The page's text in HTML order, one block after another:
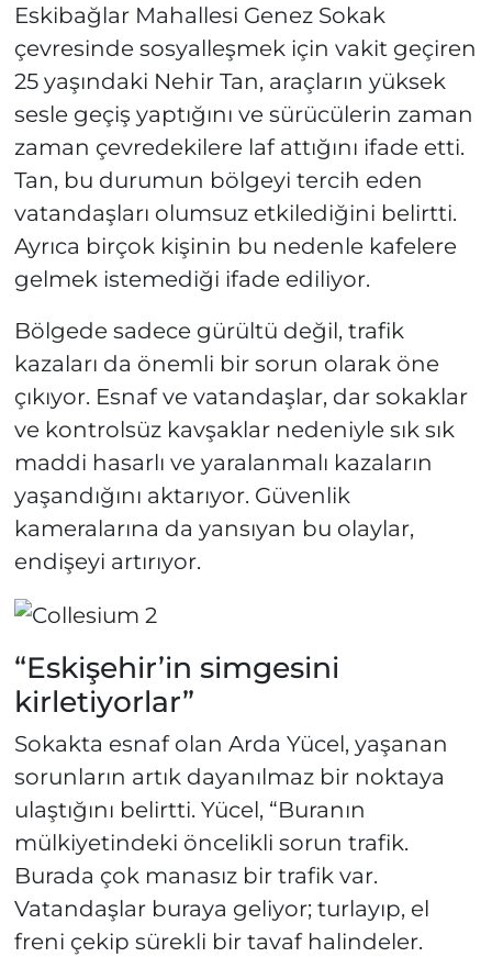
Eskibağlar Mahallesi Genez Sokak
çevresinde sosyalleşmek için vakit geçiren
25 yaşındaki Nehir Tan, araçların yüksek
sesle geçiş yaptığını ve sürücülerin zaman
zaman çevredekilere laf attığını ifade etti.
Tan, bu durumun bölgeyi tercih eden
vatandaşları olumsuz etkilediğini belirtti.
Ayrıca birçok kişinin bu nedenle kafelere
gelmek istemediği ifade ediliyor.
Bölgede sadece gürültü değil, trafik
kazaları da önemli bir sorun olarak öne
çıkıyor. Esnaf ve vatandaşlar, dar sokaklar
ve kontrolsüz kavşaklar nedeniyle sık sık
maddi hasarlı ve yaralanmalı kazaların
yaşandığını aktarıyor. Güvenlik
kameralarına da yansıyan bu olaylar,
endişeyi artırıyor.
“Eskişehir’in simgesini
kirletiyorlar”
Sokakta esnaf olan Arda Yücel, yaşanan
sorunların artık dayanılmaz bir noktaya
ulaştığını belirtti. Yücel, “Buranın
mülkiyetindeki öncelikli sorun trafik.
Burada çok manasız bir trafik var.
Vatandaşlar buraya geliyor; turlayıp, el
freni çekip sürekli bir tavaf halindeler.